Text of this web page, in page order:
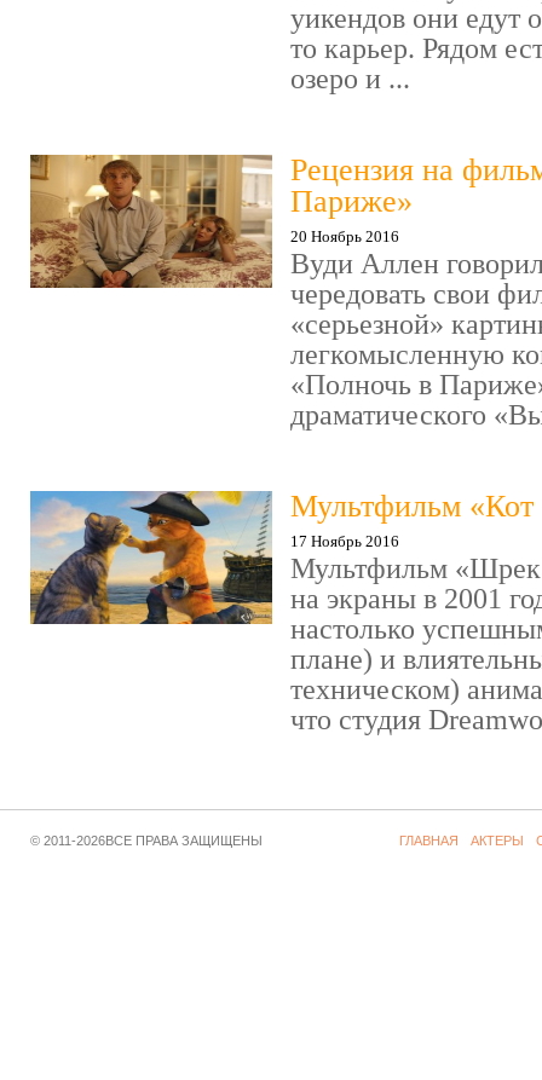
уикендов они едут
то карьер. Рядом
озеро и ...
Рецензия на
Париже»
20 Ноябрь 2016
Вуди Аллен
чередовать свои
«серьезной»
легкомысленную
«Полночь в
драматического
Мультфильм «Кот
17 Ноябрь 2016
Мультфильм
на экраны в 2001
настолько
плане) и
техническом)
что студия
© 2011-2026ВСЕ ПРАВА ЗАЩИЩЕНЫ ГЛАВНАЯ АКТЕРЫ